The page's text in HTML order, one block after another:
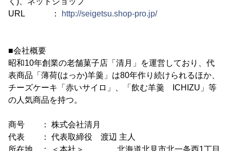
URL ：
http://seigetsu.shop-pro.jp/
■会社概要
昭和10年創業の老舗菓子店「清月」を運営しており、代
表商品「薄荷(はっか)羊羹」は80年作り続けられるほか、
チーズケーキ「赤いサイロ」、「飲む羊羹 ICHIZU」等
の人気商品を持つ。
商号 ： 株式会社清月
代表 ： 代表取締役 渡辺 主人
所在地 ： ＜本社＞ 北海道北見市北一条西1丁目